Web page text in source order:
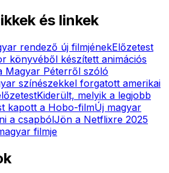
és linkek
rendező új filmjénekElőzetest
könyvéből készített animációs
Magyar Péterről szóló
színészekkel forgatott amerikai
Kiderült, melyik a legjobb
kapott a Hobo-filmÚj magyar
a csapbólJön a Netflixre 2025
filmje